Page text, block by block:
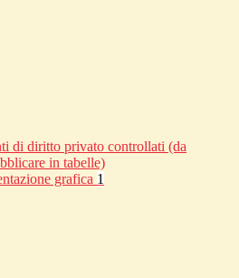
di diritto privato controllati (da
in tabelle)
grafica 1